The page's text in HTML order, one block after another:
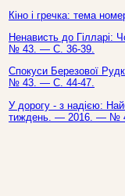
Кіно і гречка: тема
Ненависть до Гілларі:
№ 43. — С. 36-39.
Спокуси Березової
№ 43. — С. 44-47.
У дорогу - з надією:
тиждень. — 2016. — №